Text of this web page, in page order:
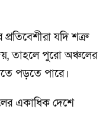
যদি শত্রু
তাহলে পুরো অঞ্চলের
পড়তে পারে।
একাধিক দেশে